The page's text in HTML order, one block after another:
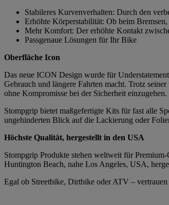
Stabileres Kurvenverhalten: Durch den
Erhöhte Körperstabilität: Ob beim
Mehr Komfort: Der erhöhte Kontakt
Passgenaue Lösungen für Ihr Bike
Oberfläche Icon
Das neue ICON Design wurde für
Gebrauch und längere Fahrten macht. Trotz
ohne Kompromisse bei der Sicherheit einzugehen.
Stompgrip bietet maßgefertigte Kits für fast alle
ungehinderten Blick auf die Lackierung oder
Höchste Qualität, hergestellt in den USA
Stompgrip Produkte stehen weltweit für
Huntington Beach, nahe Los Angeles, USA,
Egal ob Streetbike, Dirtbike oder ATV –